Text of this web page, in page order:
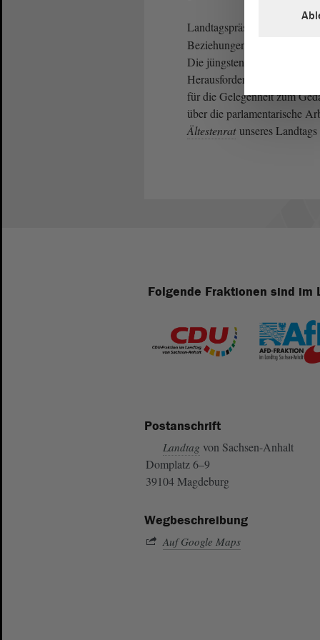
Landtagspräsident
Beziehungen zu den
Die jüngsten Europawahlen
Herausforderungen der
für die Gelegenheit zum
über die parlamentarische
Ältestenrat unseres
Folgende Fraktionen sind im
Postanschrift
Landtag von Sachsen-Anhalt
Domplatz 6–9
39104 Magdeburg
Wegbeschreibung
Auf Google Maps